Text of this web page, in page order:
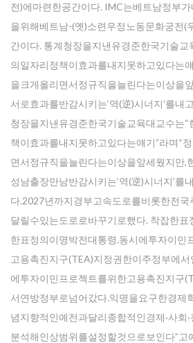
전)에마련한공간이다. IMC는베트남정부
을위해베트남-(옛)소련우정노동문화궁전(
간이다. 통계청장을지낸유경준한국기술교
의일자리정책이효과를내지못하고있다는
을크게올리면서정규직을늘린다는이상을
서로효과를반감시키는‘역(逆)시너지’를내
청장을지낸유경준한국기술교육대교수는“
책이효과를내지못하고있다는얘기”라며“
면서정규직을늘린다는이상을앞세웠지만,
성남출장만남반감시키는‘역(逆)시너지’를
다.2027년까지경부고속도로를비롯한전
달릴수있는도로로바꾸기로했다. 착잡한
한표정의이명박전대통령.동시에투자이민
고용촉진지구(TEA)지정권한이주정부에
에투자이민프로젝트를위한고용촉진지구
서연방정부로넘어갔다.익명을요구한경제
념지향적인예전과달리종합적인경제·사회
분석해인상범위를설정할것으로보인다”고